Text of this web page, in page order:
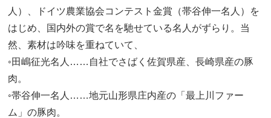
人）、ドイツ農業協会コンテスト金賞（帯谷伸一名人）を
はじめ、国内外の賞で名を馳せている名人がずらり。当
然、素材は吟味を重ねていて、
◦田嶋征光名人……自社でさばく佐賀県産、長崎県産の豚
肉。
◦帯谷伸一名人……地元山形県庄内産の「最上川ファー
ム」の豚肉。